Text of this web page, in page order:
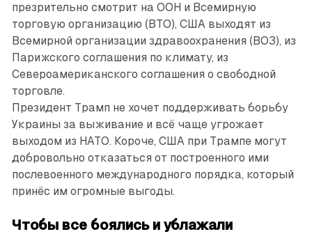
презрительно смотрит на ООН и Всемирную
торговую организацию (ВТО), США выходят из
Всемирной организации здравоохранения (ВОЗ), из
Парижского соглашения по климату, из
Североамериканского соглашения о свободной
торговле.
Президент Трамп не хочет поддерживать борьбу
Украины за выживание и всё чаще угрожает
выходом из НАТО. Короче, США при Трампе могут
добровольно отказаться от построенного ими
послевоенного международного порядка, который
принёс им огромные выгоды.
Чтобы все боялись и ублажали